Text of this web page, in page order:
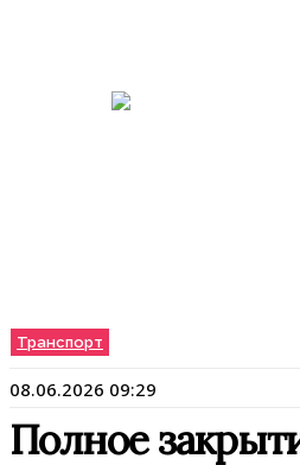
Транспорт
08.06.2026 09:29
Полное